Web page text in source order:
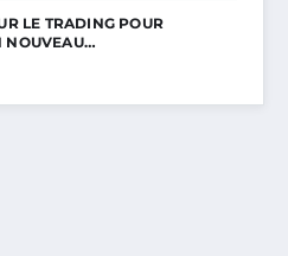
LE TRADING POUR
NOUVEAU…